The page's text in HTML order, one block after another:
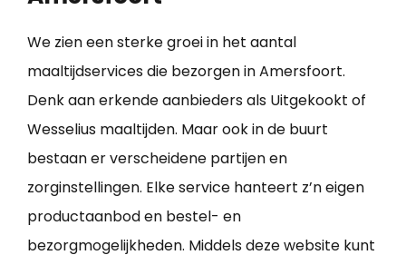
We zien een sterke groei in het aantal
maaltijdservices die bezorgen in Amersfoort.
Denk aan erkende aanbieders als Uitgekookt of
Wesselius maaltijden. Maar ook in de buurt
bestaan er verscheidene partijen en
zorginstellingen. Elke service hanteert z’n eigen
productaanbod en bestel- en
bezorgmogelijkheden. Middels deze website kunt